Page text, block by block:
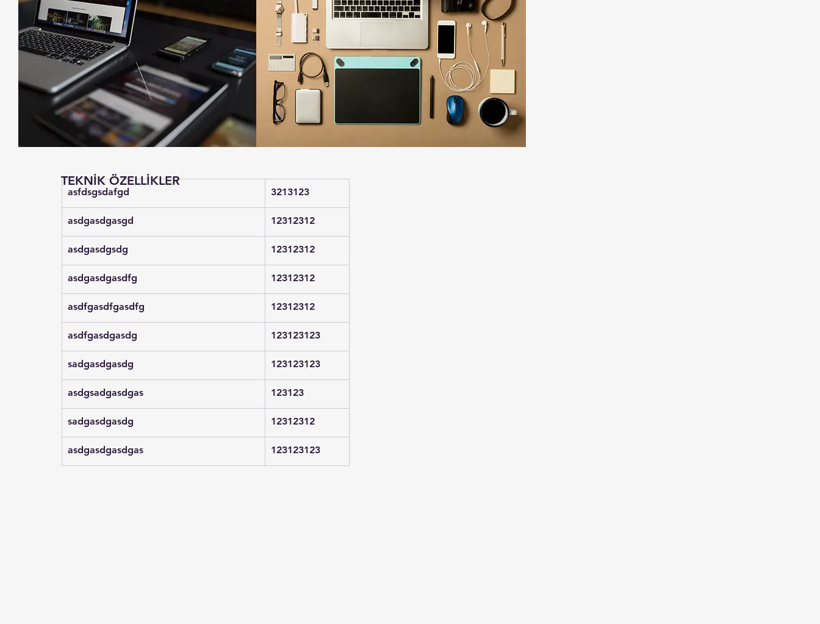
asfdsgsdafgd 3213123
asdgasdgasgd 12312312
asdgasdgsdg 12312312
asdgasdgasdfg 12312312
asdfgasdfgasdfg 12312312
asdfgasdgasdg 123123123
sadgasdgasdg 123123123
asdgsadgasdgas 123123
sadgasdgasdg 12312312
asdgasdgasdgas 123123123
TEKNİK ÖZELLİKLER